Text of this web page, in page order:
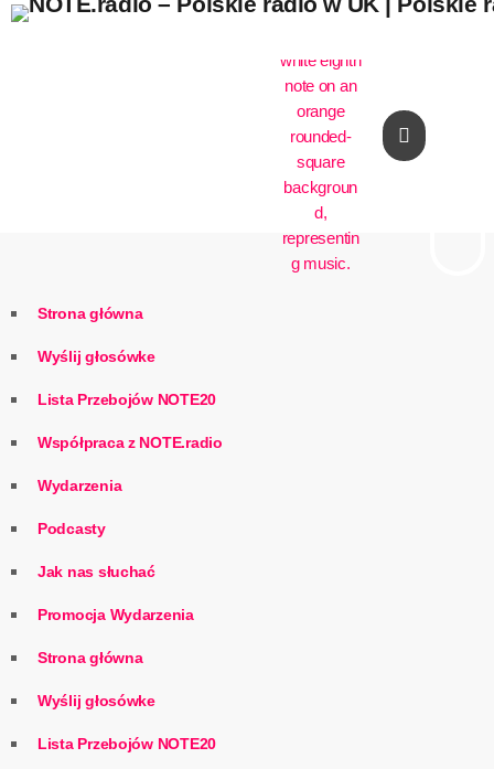
play_arrow
Strona główna
Wyślij głosówke
Lista Przebojów NOTE20
Współpraca z NOTE.radio
Wydarzenia
Podcasty
Jak nas słuchać
Promocja Wydarzenia
Strona główna
Wyślij głosówke
Lista Przebojów NOTE20